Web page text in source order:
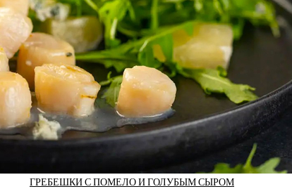
ГРЕБЕШКИ С ПОМЕЛО И ГОЛУБЫМ СЫРОМ